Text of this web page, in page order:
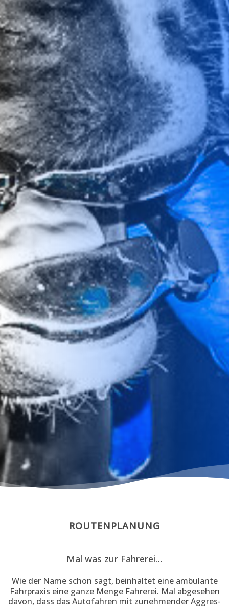
ROUTENPLANUNG
Mal was zur Fahrerei…
Wie der Name schon sagt, bein­haltet eine ambu­lante
Fahr­praxis eine ganze Menge Fahr­erei. Mal abge­sehen
davon, dass das Auto­fahren mit zu­nehmen­der Aggres­